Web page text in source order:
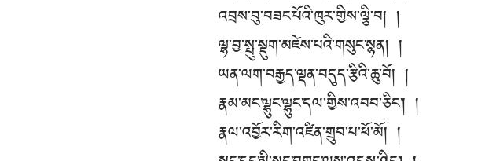
འབྲས་བུ་བཟང་པོའི་ཁུར་གྱིས་ལྕི་བ། །
ལྷ་བྱ་སྤུ་སྡུག་མཛེས་པའི་གསུང་སྙན། །
ཡན་ལག་བརྒྱད་ལྡན་བདུད་རྩིའི་ཆུ་བོ། །
རྣམ་མང་ལྷུང་ལྷུང་དལ་གྱིས་འབབ་ཅིང་། །
རྣལ་འབྱོར་རིག་འཛིན་གྲུབ་པ་ཕོ་མོ། །